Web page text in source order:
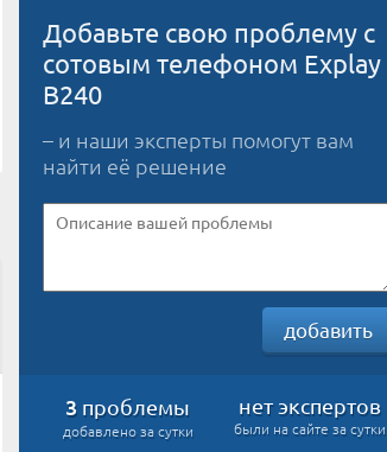
Добавьте свою проблему с
сотовым телефоном Explay
B240
– и наши эксперты помогут вам
найти её решение
добавить
3 проблемы
добавлено за сутки
нет экспертов
были на сайте за сутки